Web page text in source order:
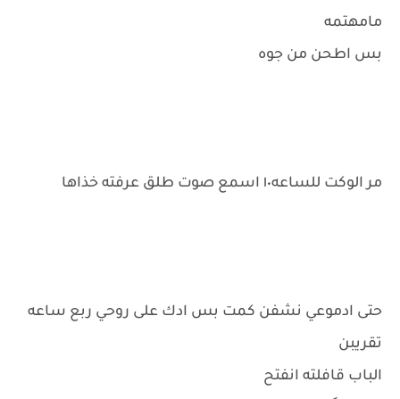
مامهتمه
بس اطحن من جوه
مر الوكت للساعه١٠ اسمع صوت طلق عرفته خذاها
حتى ادموعي نشفن كمت بس ادك على روحي ربع ساعه
تقريبن
الباب قافلته انفتح